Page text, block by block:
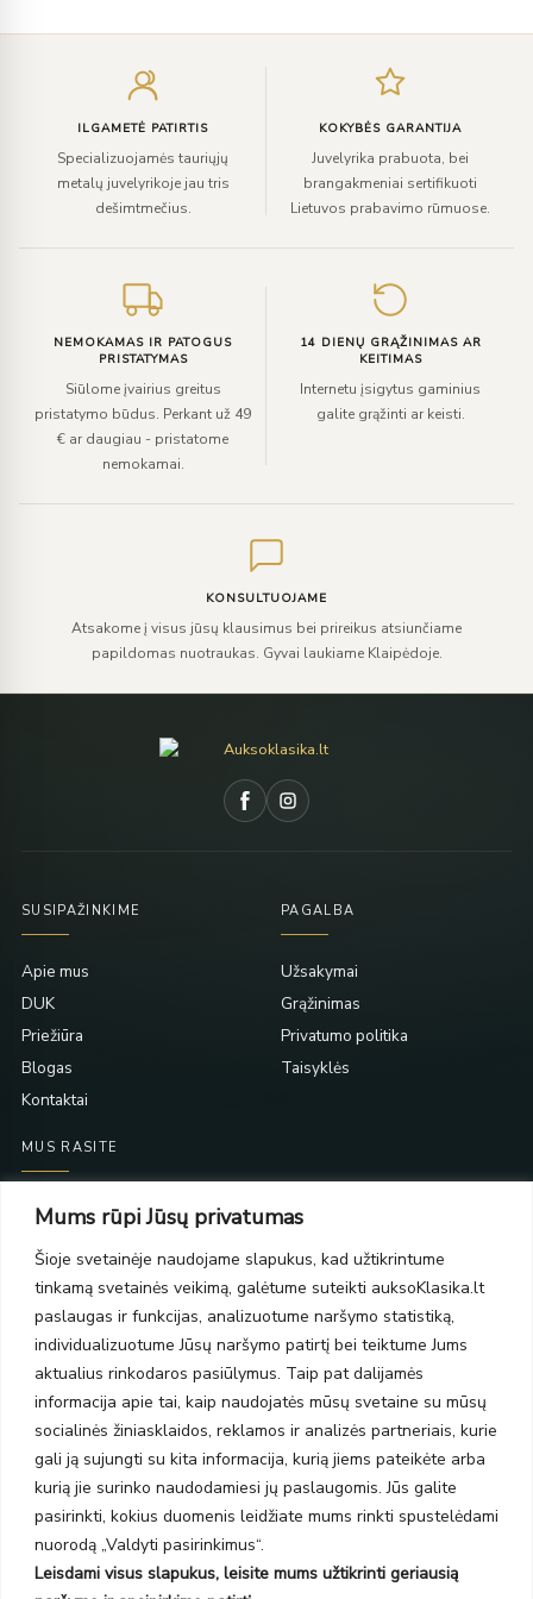
Mums rūpi Jūsų privatumas
Šioje svetainėje naudojame slapukus, kad užtikrintume
tinkamą svetainės veikimą, galėtume suteikti auksoKlasika.lt
paslaugas ir funkcijas, analizuotume naršymo statistiką,
individualizuotume Jūsų naršymo patirtį bei teiktume Jums
aktualius rinkodaros pasiūlymus. Taip pat dalijamės
informacija apie tai, kaip naudojatės mūsų svetaine su mūsų
socialinės žiniasklaidos, reklamos ir analizės partneriais, kurie
gali ją sujungti su kita informacija, kurią jiems pateikėte arba
kurią jie surinko naudodamiesi jų paslaugomis. Jūs galite
pasirinkti, kokius duomenis leidžiate mums rinkti spustelėdami
nuorodą „Valdyti pasirinkimus“.
Leisdami visus slapukus, leisite mums užtikrinti geriausią
ILGAMETĖ PATIRTIS
Specializuojamės tauriųjų
metalų juvelyrikoje jau tris
dešimtmečius.
KOKYBĖS GARANTIJA
Juvelyrika prabuota, bei
brangakmeniai sertifikuoti
Lietuvos prabavimo rūmuose.
NEMOKAMAS IR PATOGUS
PRISTATYMAS
Siūlome įvairius greitus
pristatymo būdus. Perkant už 49
€ ar daugiau - pristatome
nemokamai.
14 DIENŲ GRĄŽINIMAS AR
KEITIMAS
Internetu įsigytus gaminius
galite grąžinti ar keisti.
KONSULTUOJAME
Atsakome į visus jūsų klausimus bei prireikus atsiunčiame
papildomas nuotraukas. Gyvai laukiame Klaipėdoje.
SUSIPAŽINKIME
Apie mus
DUK
Priežiūra
Blogas
Kontaktai
PAGALBA
Užsakymai
Grąžinimas
Privatumo politika
Taisyklės
MUS RASITE
Taikos pr. 139
PC Molas, Klaipėda
Taikos pr. 141
PC BIG 2, Klaipėda
Šilutės pl. 35
PC Banginis, Klaipėda
NAUJIENLAIŠKIS
Prenumeruokite ir gaukite pasiūlymus, naujienas bei riboto
leidimo kolekcijas.